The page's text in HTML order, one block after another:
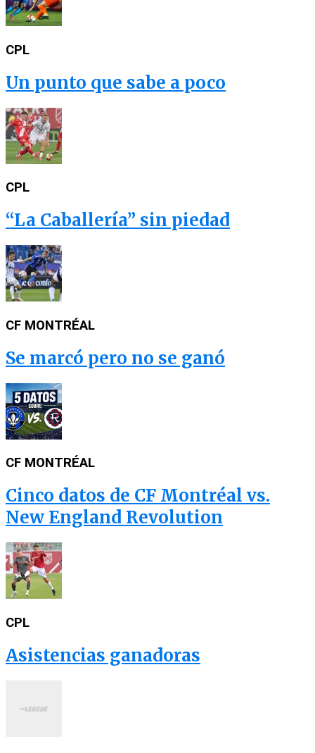
CPL
Un punto que sabe a poco
CPL
“La Caballería” sin piedad
CF MONTRÉAL
Se marcó pero no se ganó
CF MONTRÉAL
Cinco datos de CF Montréal vs.
New England Revolution
CPL
Asistencias ganadoras